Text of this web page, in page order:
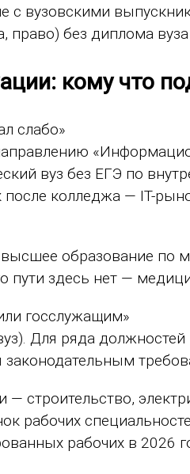
с вузовскими
право) без диплома
кому что
слабо»
вуз без ЕГЭ по
колледжа — IT-
высшее образование по
пути здесь нет —
госслужащим»
Для ряда
законодательным
— строительство,
рабочих
рабочих в 2026